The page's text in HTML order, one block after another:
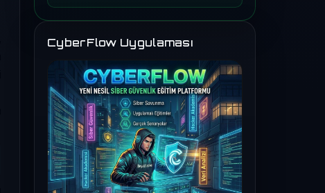
CyberFlow Uygulaması